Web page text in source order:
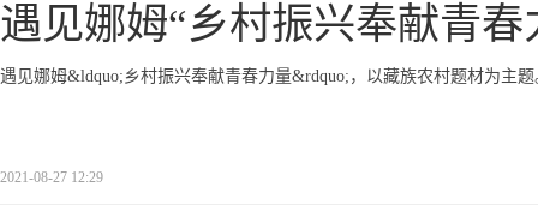
遇见娜姆“乡村振兴奉献青春
遇见娜姆&ldquo;乡村振兴奉献青春力量&rdquo;，以藏族农村题材为主题
2021-08-27 12:29